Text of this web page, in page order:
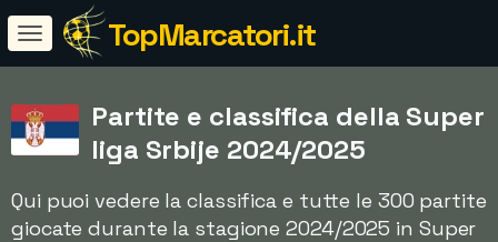
TopMarcatori.it
Partite e classifica della Super
liga Srbije 2024/2025
Qui puoi vedere la classifica e tutte le 300 partite
giocate durante la stagione 2024/2025 in Super